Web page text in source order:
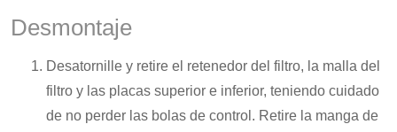
Desmontaje
Desatornille y retire el retenedor del filtro, la malla del
filtro y las placas superior e inferior, teniendo cuidado
de no perder las bolas de control. Retire la manga de